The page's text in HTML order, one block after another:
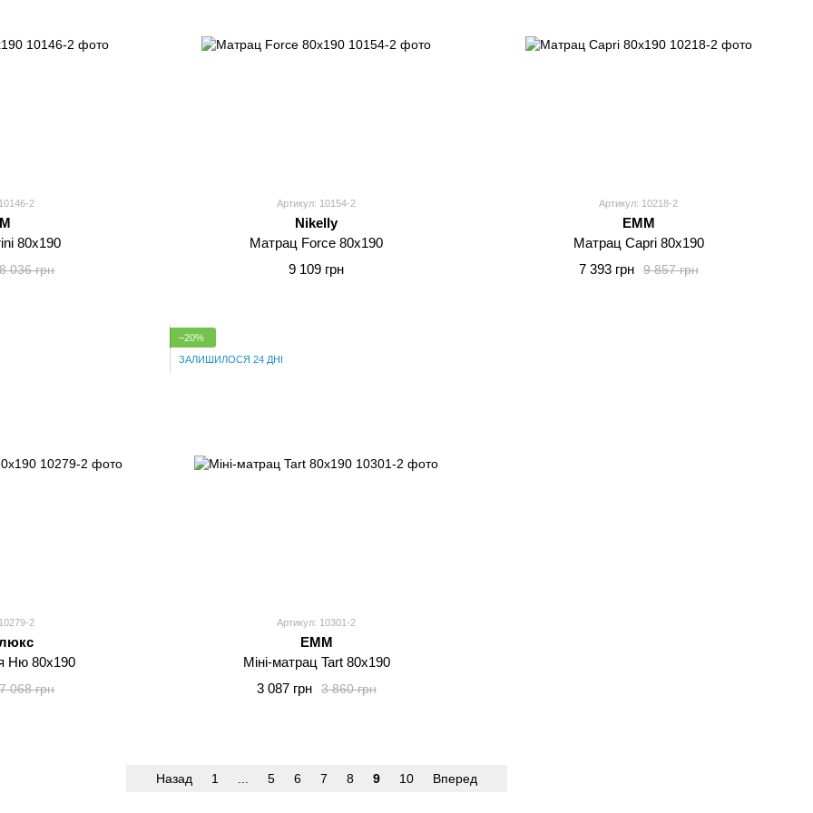
2
80x190
8 036 грн
Артикул: 10154-2
Nikelly
Матрац Force 80x190
9 109 грн
Артикул: 10218-2
EMM
Матрац Capri 80x190
9 857 грн
7 393 грн
2
Ню 80x190
7 068 грн
−20%
ЗАЛИШИЛОСЯ 24 ДНІ
Артикул: 10301-2
EMM
Міні-матрац Tart 80x190
3 860 грн
3 087 грн
Назад 1 5 6 7 8 9 10 Вперед